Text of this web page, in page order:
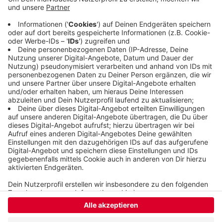
begrüßen das. Dass die Linien durch Ruftaxi-Busse
ausgelöst. Die Busse verkehrten bis dahin
zwischen Lüntenbeck und Zooviertel bzw.
Boltenberg.
Veröffentlicht:Dienstag, 24.10.2023 12:12
Anzeige
Anzeige